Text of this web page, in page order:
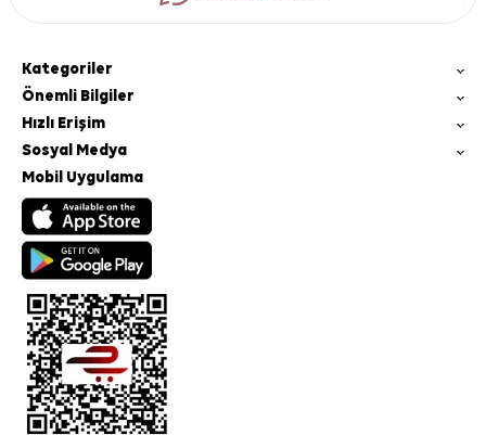
Kategoriler
Önemli Bilgiler
Hızlı Erişim
Sosyal Medya
Mobil Uygulama